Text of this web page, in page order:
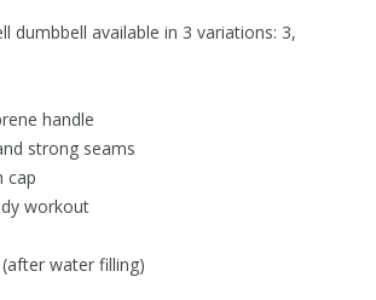
dumbbell available in 3 variations: 3,
handle
strong seams
cap
workout
water filling)